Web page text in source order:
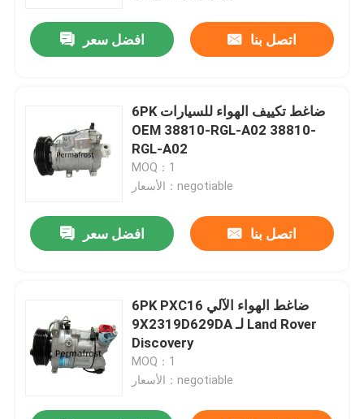
افضل سعر اتصل بنا
6PK ضاغط تكييف الهواء للسيارات
OEM 38810-RGL-A02 38810-
RGL-A02
MOQ：1
الأسعار：negotiable
افضل سعر اتصل بنا
6PK PXC16 ضاغط الهواء الآلي
9X2319D629DA لـ Land Rover
Discovery
MOQ：1
الأسعار：negotiable